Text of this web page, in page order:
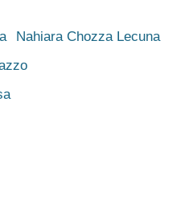
Nahiara Chozza Lecuna